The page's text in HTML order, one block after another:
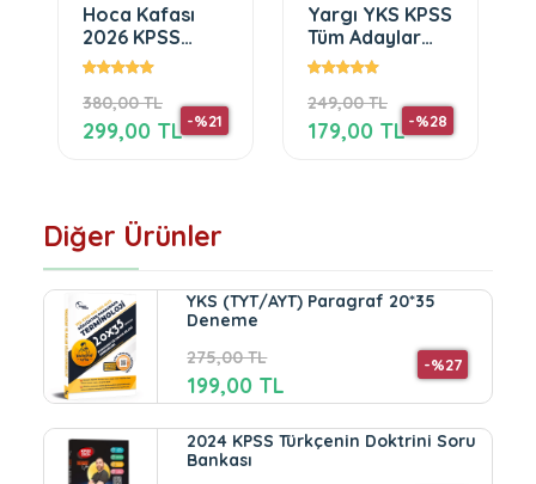
Yargı YKS KPSS
Tüm Adaylar
İçin Taktiklerle
Problemler
Konu Özetli
Soru Bankası
249,00 TL
-%28
179,00 TL
Hoca Kafası
2026 KPSS TYT
ALES DGS
Paragrafı
Kafala Soru
Bankası
390,00 TL
299,00 TL
Diğer Ürünler
YKS (TYT/AYT) Paragraf 20*35
Deneme
275,00 TL
-%27
199,00 TL
2024 KPSS Türkçenin Doktrini Soru
Bankası